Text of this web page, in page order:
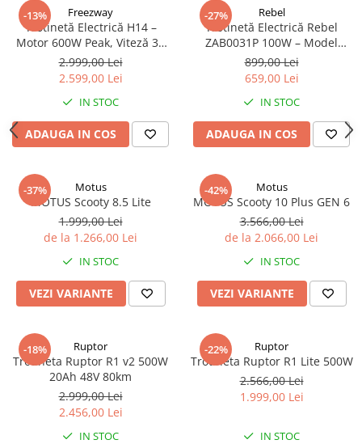
Plăcuțe de frână
Etrieri
Manete de frână
Consumabile & Unelte
Conectori
Organizatoare cabluri
Adezivi & pastă termoconductoare
Rulouri de nichel
Tuburi termocontractabile
Șuruburi / kituri prindere
Publicitate & elemente expo
-13% Freezway
Trotinetă Electrică H14 –
Motor 600W Peak, Viteză 35
km/h, Baterie 36V 10Ah
2.999,00 Lei
2.599,00 Lei
IN STOC
ADAUGA IN COS
-27% Rebel
Trotinetă Electrică Rebel
ZAB0031P 100W – Model
Urban, Ușoară, Ideală pentru
Copii & Juniori
899,00 Lei
659,00 Lei
IN STOC
ADAUGA IN COS
-37% Motus
MOTUS Scooty 8.5 Lite
1.999,00 Lei
de la 1.266,00 Lei
IN STOC
VEZI VARIANTE
-42% Motus
MOTUS Scooty 10 Plus GEN 6
3.566,00 Lei
de la 2.066,00 Lei
IN STOC
VEZI VARIANTE
-18% Ruptor
Trotineta Ruptor R1 v2 500W
20Ah 48V 80km
2.999,00 Lei
2.456,00 Lei
IN STOC
-22% Ruptor
Trotineta Ruptor R1 Lite 500W
2.566,00 Lei
1.999,00 Lei
IN STOC